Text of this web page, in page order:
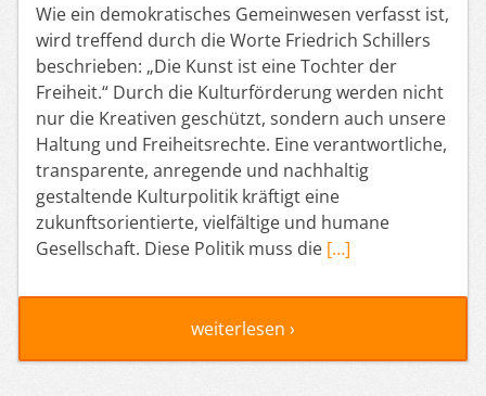
Wie ein demokratisches Gemeinwesen verfasst ist,
wird treffend durch die Worte Friedrich Schillers
beschrieben: „Die Kunst ist eine Tochter der
Freiheit.“ Durch die Kulturförderung werden nicht
nur die Kreativen geschützt, sondern auch unsere
Haltung und Freiheitsrechte. Eine verantwortliche,
transparente, anregende und nachhaltig
gestaltende Kulturpolitik kräftigt eine
zukunftsorientierte, vielfältige und humane
Gesellschaft. Diese Politik muss die […]
weiterlesen ›